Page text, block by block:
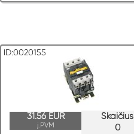
ID:0020155
Skaičius
0
31.56 EUR
į.PVM